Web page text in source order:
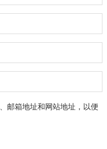
邮箱地址和网站地址，以便